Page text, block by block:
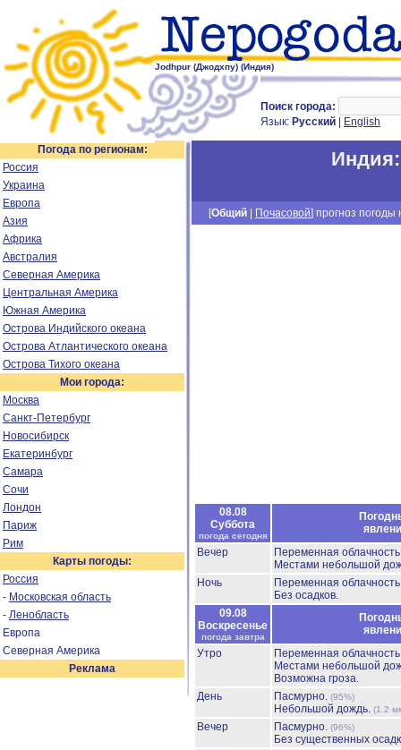
Jodhpur (Джодхпу) (Индия)
Поиск города:
Язык: Русский English
Погода по регионам:
Россия
Украина
Европа
Азия
Африка
Австралия
Северная Америка
Центральная Америка
Южная Америка
Острова Индийского океана
Острова Атлантического океана
Острова Тихого океана
Мои города:
Москва
Санкт-Петербург
Новосибирск
Екатеринбург
Самара
Сочи
Лондон
Париж
Рим
Карты погоды:
Россия
- Московская область
- Ленобласть
Европа
Северная Америка
Реклама
Индия
[Общий Почасовой] прогноз погоды
08.08
Суббота
погода сегодня
Вечер
Переменная
Местами небольшой
Ночь
Переменная
Без осадков.
09.08
Воскресенье
погода завтра
Утро
Переменная
Местами небольшой
Возможна гроза.
День
Пасмурно. (95%)
Небольшой дождь. (1.2
Вечер Пасмурно. (96%)
Без существенных